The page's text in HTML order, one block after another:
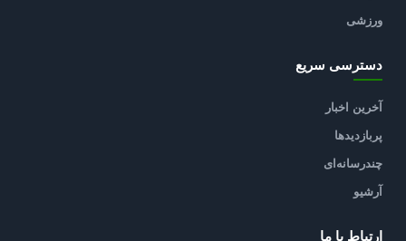
ورزشی
دسترسی سریع
آخرین اخبار
پربازدیدها
چندرسانه‌ای
آرشیو
ارتباط با ما